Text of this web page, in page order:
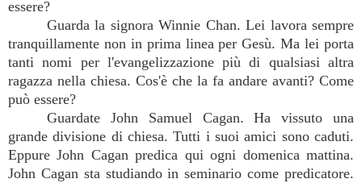
essere?
Guarda la signora Winnie Chan. Lei lavora sempre
tranquillamente non in prima linea per Gesù. Ma lei porta
tanti nomi per l'evangelizzazione più di qualsiasi altra
ragazza nella chiesa. Cos'è che la fa andare avanti? Come
può essere?
Guardate John Samuel Cagan. Ha vissuto una
grande divisione di chiesa. Tutti i suoi amici sono caduti.
Eppure John Cagan predica qui ogni domenica mattina.
John Cagan sta studiando in seminario come predicatore.